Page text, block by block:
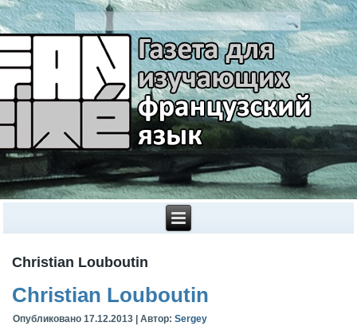
Christian Louboutin
Christian Louboutin
Опубликовано 17.12.2013 |Автор: Sergey